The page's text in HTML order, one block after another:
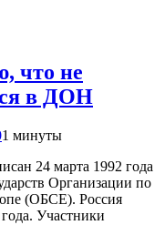
что не
в ДОН
1 минуты
24 марта 1992 года
Организации по
(ОБСЕ). Россия
Участники